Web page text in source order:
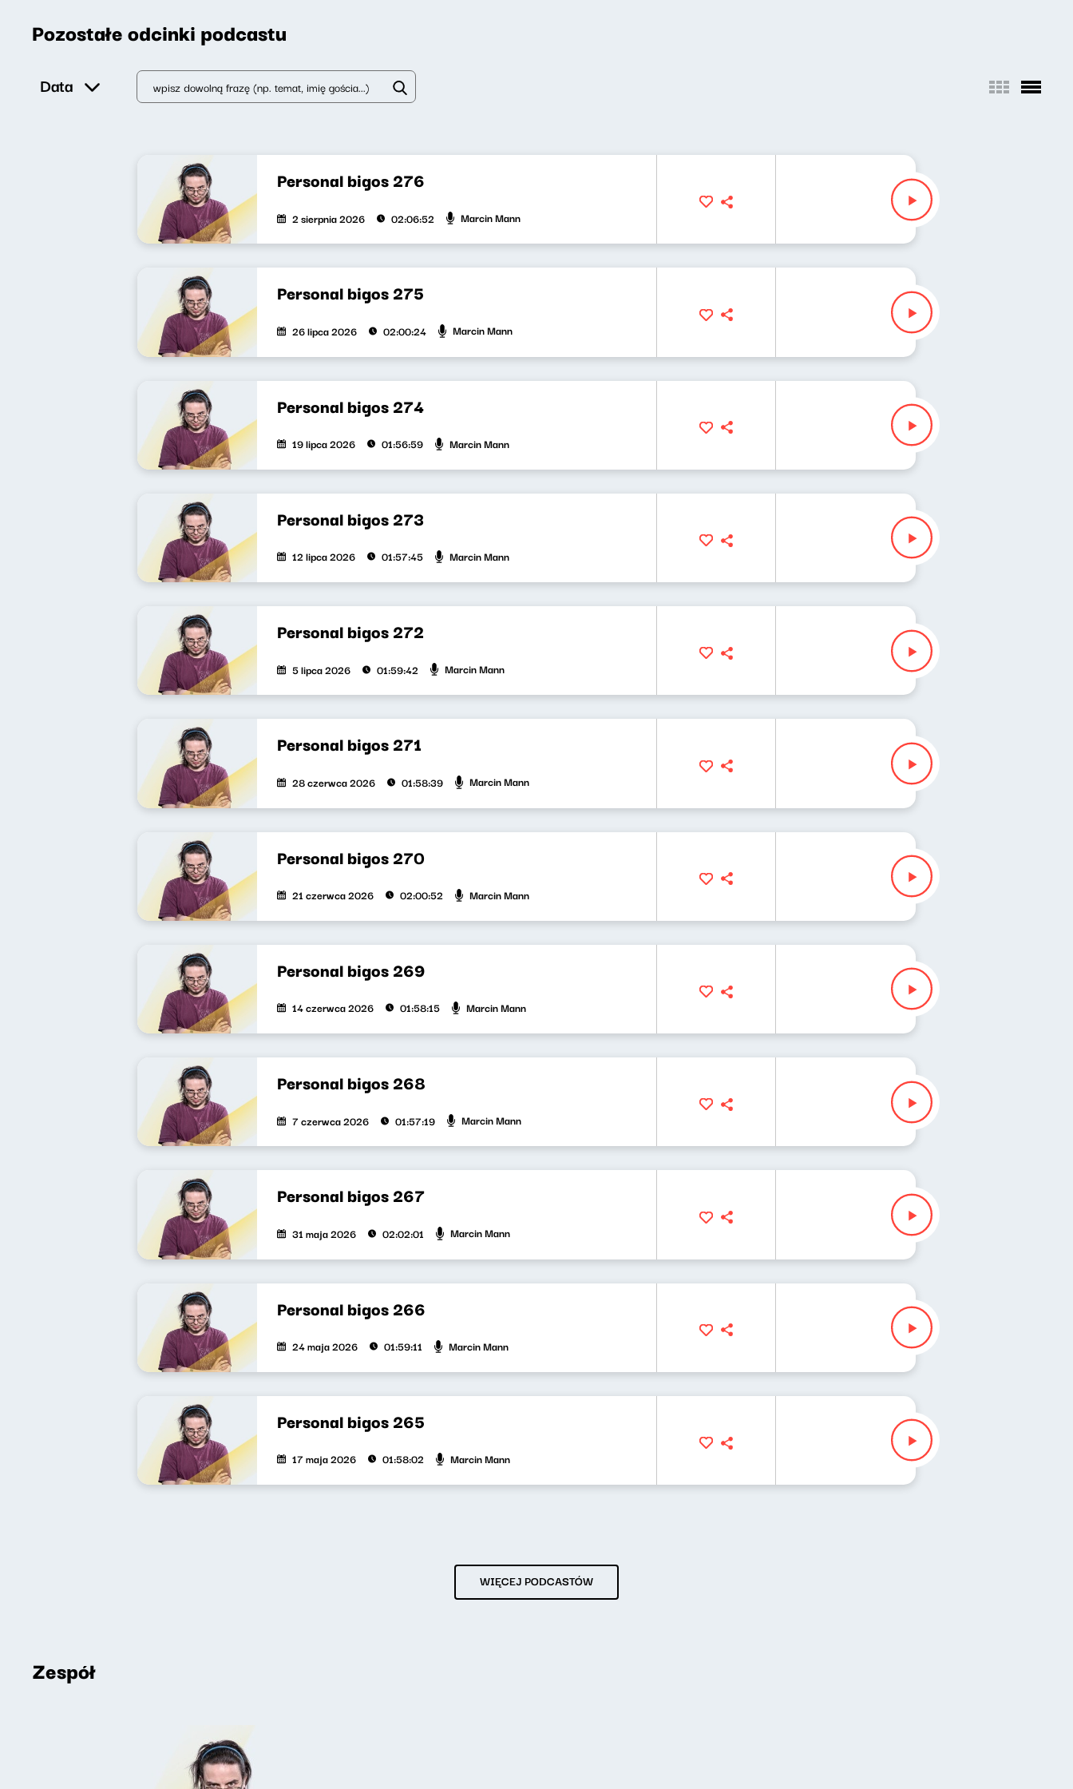
Pozostałe odcinki podcastu
Data
Personal bigos 276
2 sierpnia 2026 02:06:52 Marcin Mann
Personal bigos 275
26 lipca 2026 02:00:24 Marcin Mann
Personal bigos 274
19 lipca 2026 01:56:59 Marcin Mann
Personal bigos 273
12 lipca 2026 01:57:45 Marcin Mann
Personal bigos 272
5 lipca 2026 01:59:42 Marcin Mann
Personal bigos 271
28 czerwca 2026 01:58:39 Marcin Mann
Personal bigos 270
21 czerwca 2026 02:00:52 Marcin Mann
Personal bigos 269
14 czerwca 2026 01:58:15 Marcin Mann
Personal bigos 268
7 czerwca 2026 01:57:19 Marcin Mann
Personal bigos 267
31 maja 2026 02:02:01 Marcin Mann
Personal bigos 266
24 maja 2026 01:59:11 Marcin Mann
Personal bigos 265
17 maja 2026 01:58:02 Marcin Mann
WIĘCEJ PODCASTÓW
Zespół